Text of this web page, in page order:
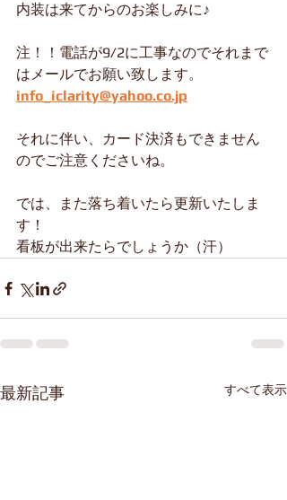
内装は来てからのお楽しみに♪
注！！電話が9/2に工事なのでそれまで
はメールでお願い致します。
info_iclarity@yahoo.co.jp
それに伴い、カード決済もできません
のでご注意くださいね。
では、また落ち着いたら更新いたしま
す！
看板が出来たらでしょうか（汗）
最新記事 すべて表示